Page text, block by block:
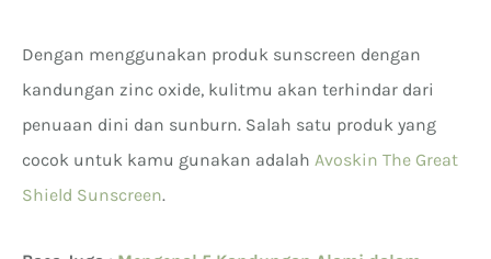
Dengan menggunakan produk sunscreen dengan
kandungan zinc oxide, kulitmu akan terhindar dari
penuaan dini dan sunburn. Salah satu produk yang
cocok untuk kamu gunakan adalah Avoskin The Great
Shield Sunscreen.